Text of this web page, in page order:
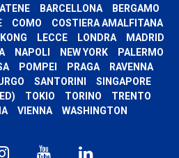
ATENE BARCELLONA
BERGAMO
COMO
COSTIERA AMALFITANA
LECCE LONDRA
MADRID
NAPOLI NEW YORK
PALERMO
POMPEI PRAGA
RAVENNA
SANTORINI
SINGAPORE
TOKIO TORINO
TRENTO
VIENNA WASHINGTON